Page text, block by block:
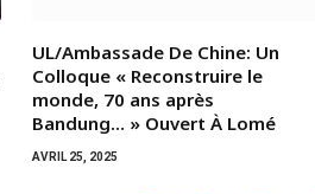
UL/Ambassade De Chine: Un
Colloque « Reconstruire le
monde, 70 ans après
Bandung… » Ouvert À Lomé
AVRIL 25, 2025